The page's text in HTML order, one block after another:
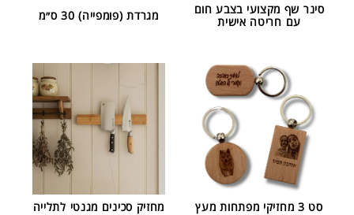
סינר שף מקצועי בצבע חום
עם חריטה אישית
מגרדת (פומפייה) 30 ס״מ
סט 3 מחזיקי מפתחות מעץ
מחזיק סכינים מגנטי לתלייה